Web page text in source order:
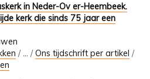
in Neder-Ov er-Heembeek.
kerk die sinds 75 jaar een
/… /Ons tijdschrift per artikel /